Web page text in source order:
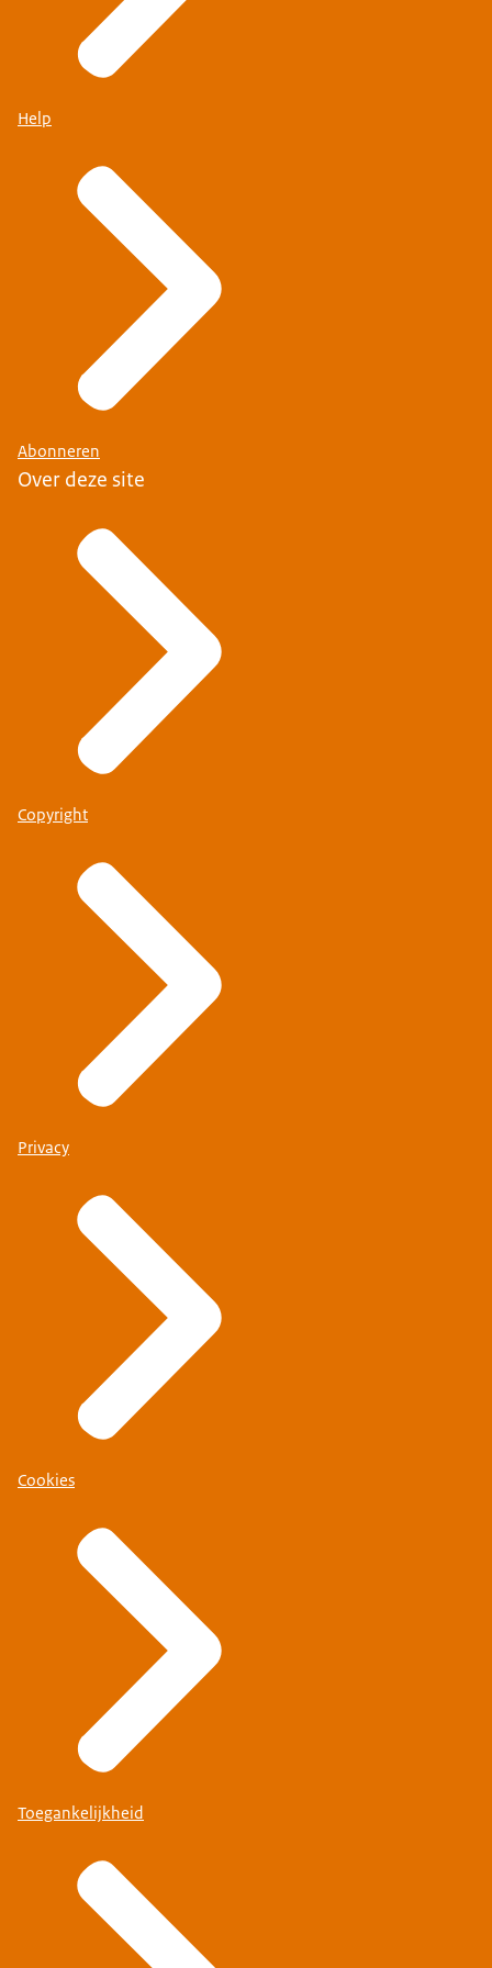
Help
Abonneren
Over deze site
Copyright
Privacy
Cookies
Toegankelijkheid